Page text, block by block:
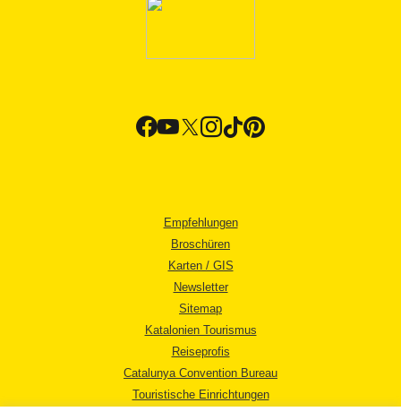
Empfehlungen
Broschüren
Karten / GIS
Newsletter
Sitemap
Katalonien Tourismus
Reiseprofis
Catalunya Convention Bureau
Touristische Einrichtungen